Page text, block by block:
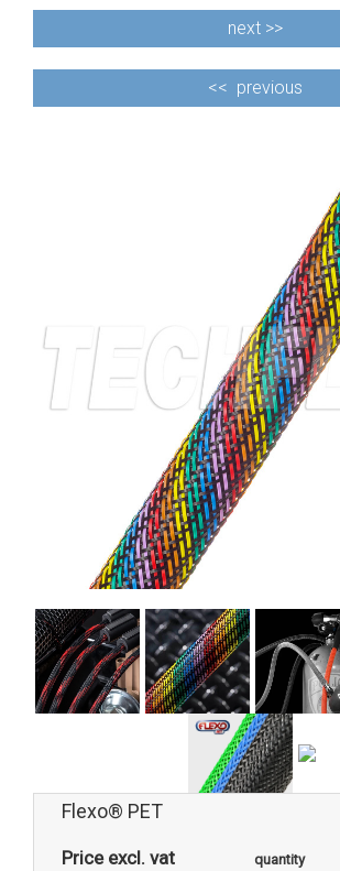
next >>
<< previous
Flexo® PET
Price excl. vat quantity